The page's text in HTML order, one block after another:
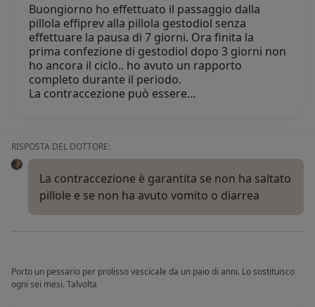
Buongiorno ho effettuato il passaggio dalla
pillola effiprev alla pillola gestodiol senza
effettuare la pausa di 7 giorni. Ora finita la
prima confezione di gestodiol dopo 3 giorni non
ho ancora il ciclo.. ho avuto un rapporto
completo durante il periodo.
La contraccezione può essere…
RISPOSTA DEL DOTTORE:
La contraccezione è garantita se non ha saltato
pillole e se non ha avuto vomito o diarrea
Porto un pessario per prolisso vescicale da un paio di anni. Lo sostituisco
ogni sei mesi. Talvolta